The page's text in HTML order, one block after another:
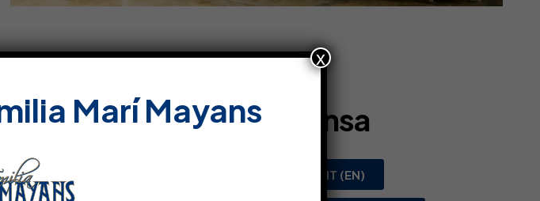
Dosier de Prensa
PRESS KIT (EN)
Marí Mayans
x